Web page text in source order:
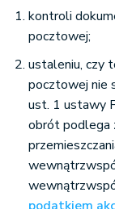
kontroli
pocztowej;
ustaleniu, czy
pocztowej nie
ust. 1 ustawy
obrót podlega